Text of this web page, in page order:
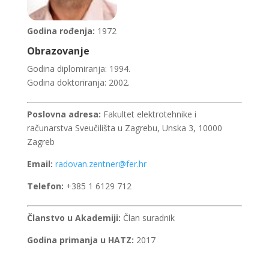
Godina rođenja: 1972
Obrazovanje
Godina diplomiranja: 1994.
Godina doktoriranja: 2002.
Poslovna adresa: Fakultet elektrotehnike i
računarstva Sveučilišta u Zagrebu, Unska 3, 10000
Zagreb
Email: radovan.zentner@fer.hr
Telefon: +385 1 6129 712
Članstvo u Akademiji: Član suradnik
Godina primanja u HATZ: 2017